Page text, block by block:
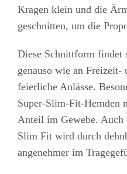
Kragen klein und die
geschnitten, um die
Diese Schnittform findet
genauso wie an Freizeit-
feierliche Anlässe.
Super-Slim-Fit-Hemden
Anteilim Gewebe. Auch
Slim Fit wird durch
angenehmer im